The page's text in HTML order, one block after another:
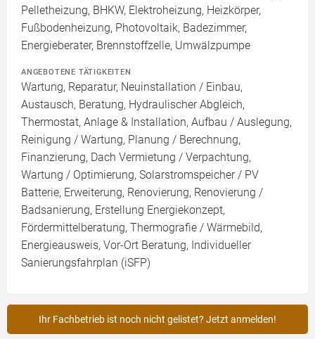
Pelletheizung, BHKW, Elektroheizung, Heizkörper,
Fußbodenheizung, Photovoltaik, Badezimmer,
Energieberater, Brennstoffzelle, Umwälzpumpe
ANGEBOTENE TÄTIGKEITEN
Wartung, Reparatur, Neuinstallation / Einbau,
Austausch, Beratung, Hydraulischer Abgleich,
Thermostat, Anlage & Installation, Aufbau / Auslegung,
Reinigung / Wartung, Planung / Berechnung,
Finanzierung, Dach Vermietung / Verpachtung,
Wartung / Optimierung, Solarstromspeicher / PV
Batterie, Erweiterung, Renovierung, Renovierung /
Badsanierung, Erstellung Energiekonzept,
Fördermittelberatung, Thermografie / Wärmebild,
Energieausweis, Vor-Ort Beratung, Individueller
Sanierungsfahrplan (iSFP)
Ihr Fachbetrieb ist noch nicht gelistet? Jetzt anmelden!